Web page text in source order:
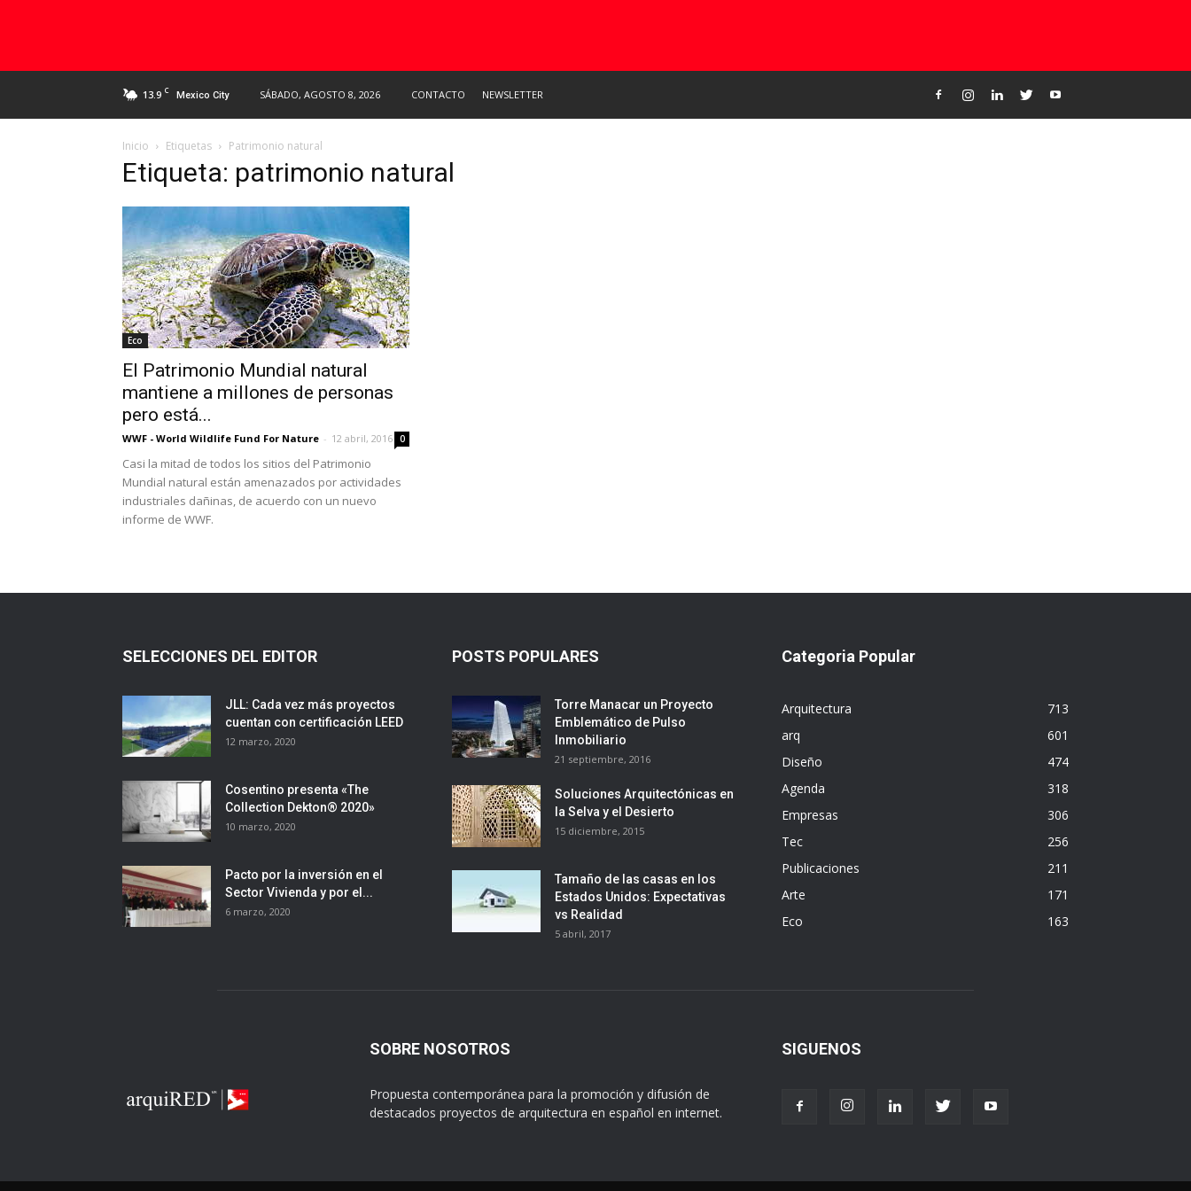
13.9 C Mexico City SÁBADO, AGOSTO 8, 2026 CONTACTO NEWSLETTER
Inicio Etiquetas Patrimonio natural
Etiqueta: patrimonio natural
Eco
El Patrimonio Mundial natural
mantiene a millones de personas
pero está...
WWF - World Wildlife Fund For Nature - 12 abril, 2016 0
Casi la mitad de todos los sitios del Patrimonio
Mundial natural están amenazados por actividades
industriales dañinas, de acuerdo con un nuevo
informe de WWF.
SELECCIONES DEL EDITOR
JLL: Cada vez más proyectos
cuentan con certificación LEED
12 marzo, 2020
Cosentino presenta «The
Collection Dekton® 2020»
10 marzo, 2020
Pacto por la inversión en el
Sector Vivienda y por el...
6 marzo, 2020
POSTS POPULARES
Torre Manacar un Proyecto
Emblemático de Pulso
Inmobiliario
21 septiembre, 2016
Soluciones Arquitectónicas en
la Selva y el Desierto
15 diciembre, 2015
Tamaño de las casas en los
Estados Unidos: Expectativas
vs Realidad
5 abril, 2017
Categoria Popular
Arquitectura
713
arq
601
Diseño
474
Agenda
318
Empresas
306
Tec
256
Publicaciones
211
Arte
171
Eco
163
SOBRE NOSOTROS
Propuesta contemporánea para la promoción y difusión de
destacados proyectos de arquitectura en español en internet.
SIGUENOS